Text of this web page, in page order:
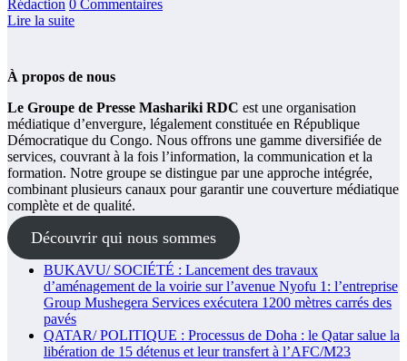
Rédaction 0 Commentaires
Lire la suite
À propos de nous
Le Groupe de Presse Mashariki RDC est une organisation
médiatique d’envergure, légalement constituée en République
Démocratique du Congo. Nous offrons une gamme diversifiée de
services, couvrant à la fois l’information, la communication et la
formation. Notre groupe se distingue par une approche intégrée,
combinant plusieurs canaux pour garantir une couverture médiatique
complète et de qualité.
Découvrir qui nous sommes
BUKAVU/ SOCIÉTÉ : Lancement des travaux
d’aménagement de la voirie sur l’avenue Nyofu 1: l’entreprise
Group Mushegera Services exécutera 1200 mètres carrés des
pavés
QATAR/ POLITIQUE : Processus de Doha : le Qatar salue la
libération de 15 détenus et leur transfert à l’AFC/M23